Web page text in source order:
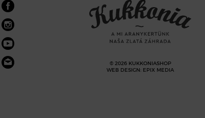
© 2026 KUKKONIASHOP
WEB DESIGN: EPIX MEDIA